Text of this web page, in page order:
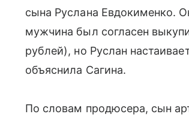
сына Руслана Евдокименко.
мужчина был согласен
рублей), но Руслан
объяснила Сагина.
По словам продюсера, сын